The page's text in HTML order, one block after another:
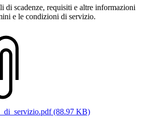
di scadenze, requisiti e altre informazioni
e le condizioni di servizio.
(88.97 KB)